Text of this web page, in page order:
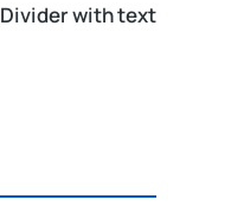
Divider with text